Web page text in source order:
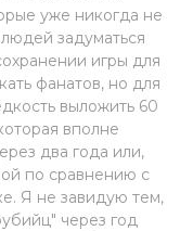
уже никогда не
задуматься
игры для
фанатов, но для
выложить 60
вполне
два года или,
по сравнению с
Я не завидую тем,
через год